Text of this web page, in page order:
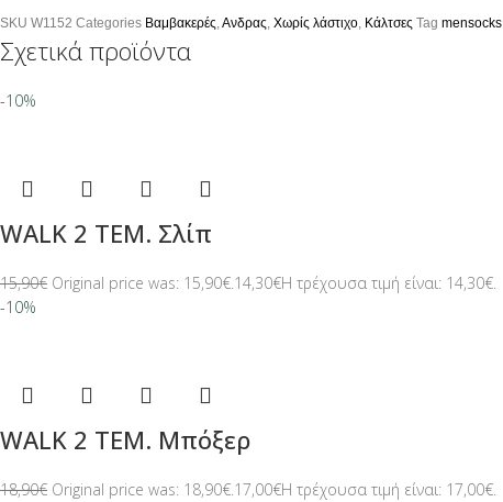
SKU W1152 Categories Βαμβακερές,Ανδρας, Χωρίς λάστιχο, Κάλτσες Tag mensocks
Σχετικά προϊόντα
-10%
WALK 2 ΤΕΜ. Σλίπ
15,90€ Original price was: 15,90€.14,30€Η τρέχουσα τιμή είναι: 14,30€.
-10%
WALK 2 ΤΕΜ. Μπόξερ
18,90€ Original price was: 18,90€.17,00€Η τρέχουσα τιμή είναι: 17,00€.